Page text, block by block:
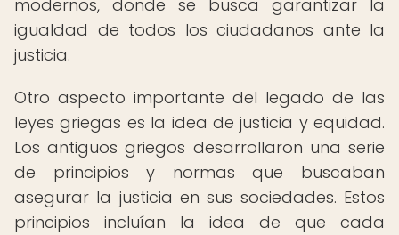
modernos, donde se busca garantizar la
igualdad de todos los ciudadanos ante la
justicia.
Otro aspecto importante del legado de las
leyes griegas es la idea de justicia y equidad.
Los antiguos griegos desarrollaron una serie
de principios y normas que buscaban
asegurar la justicia en sus sociedades. Estos
principios incluían la idea de que cada